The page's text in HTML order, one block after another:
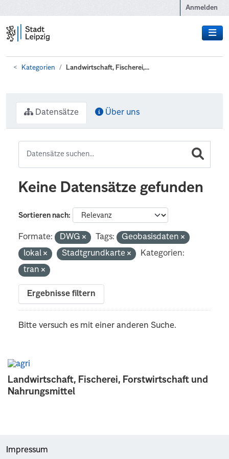
Anmelden
Kategorien Landwirtschaft, Fischerei,...
Landwirtschaft, Fischerei, Forstwirtschaft und
Nahrungsmittel
Datensätze Über uns
Keine Datensätze gefunden
Sortieren nach
Formate: DWG Tags:
Geobasisdaten
lokal
Stadtgrundkarte
Kategorien:
tran
Ergebnisse filtern
Bitte versuch es mit einer anderen Suche.
Impressum